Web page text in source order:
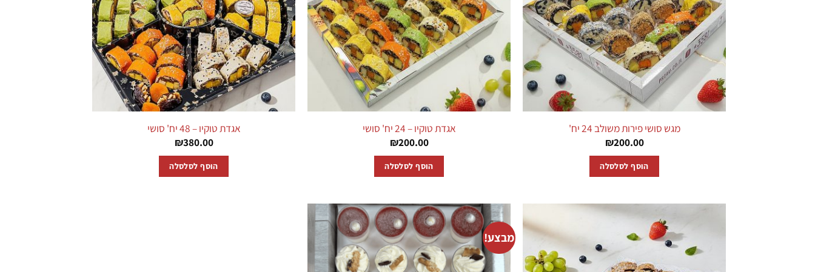
מגש סושי פירות משולב 24 יח'
₪200.00
הוסף לסלסלה
אגדת טוקיו – 24 יח' סושי
₪200.00
הוסף לסלסלה
אגדת טוקיו – 48 יח' סושי
₪380.00
הוסף לסלסלה
מבצע!